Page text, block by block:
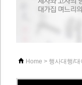
Home > 행사대행/대